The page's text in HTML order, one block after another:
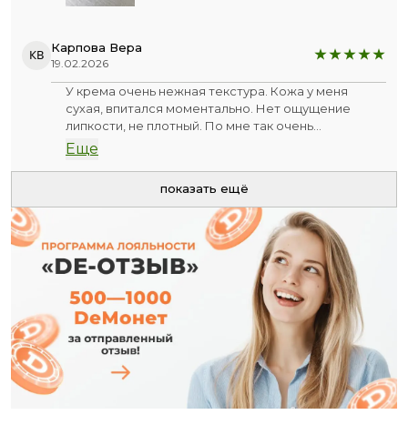
КВ Карпова Вера
19.02.2026
У крема очень нежная текстура. Кожа у меня
сухая, впитался моментально. Нет ощущение
липкости, не плотный. По мне так очень
воздушный. Запах приятный, ненавязчивый.
Кремом довольна, в дальнейшем планирую брать
Еще
показать ещё